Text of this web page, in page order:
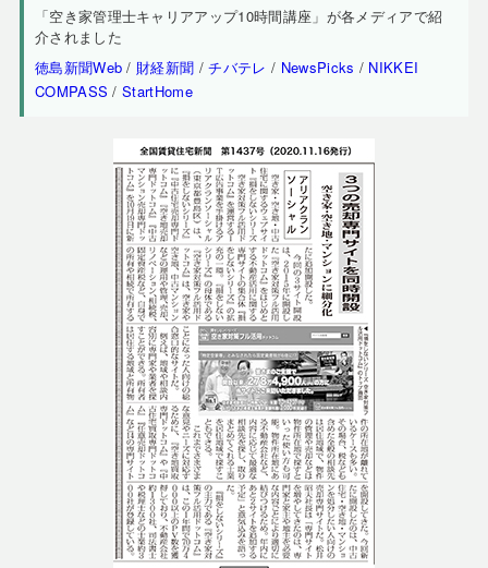
「空き家管理士キャリアアップ10時間講座」が各メディアで紹
介されました
徳島新聞Web / 財経新聞 /チバテレ / NewsPicks / NIKKEI
COMPASS /StartHome